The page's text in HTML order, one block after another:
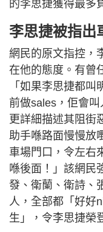
的李思捷獲得最多
李思捷被指出
網民的原文指控，
在他的態度。有曾
「如果李思捷都
前做sales，佢會
更詳細描述其阻街
助手喺路面慢慢放
車場門口，令左右
喺後面！」該網民
發、衛蘭、衛詩、
人，全部都「好好
生」，令李思捷榮